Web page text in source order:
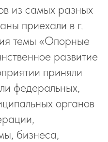
из самых разных
приехали в г.
темы «Опорные
развитие
приняли
федеральных,
органов
бизнеса,